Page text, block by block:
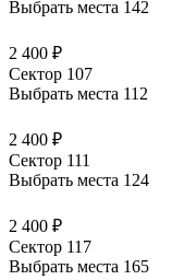
Выбрать места 142
2 400 ₽
Сектор 107
Выбрать места 112
2 400 ₽
Сектор 111
Выбрать места 124
2 400 ₽
Сектор 117
Выбрать места 165